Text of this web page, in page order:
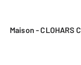
Maison - CLOHARS